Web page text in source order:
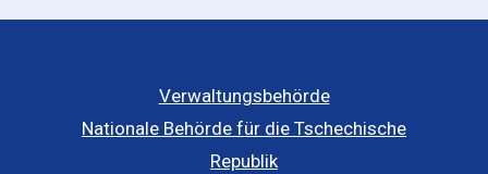
Verwaltungsbehörde
Nationale Behörde für die Tschechische
Republik